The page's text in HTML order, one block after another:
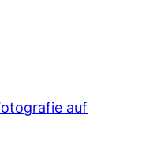
auf